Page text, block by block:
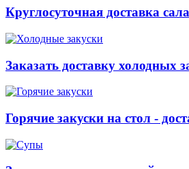
Круглосуточная доставка
Заказать доставку холодных
Горячие закуски на стол -